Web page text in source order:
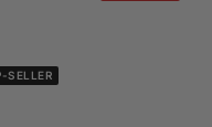
SELLER